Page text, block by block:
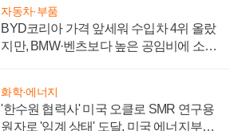
자동차·부품
BYD코리아 가격 앞세워 수입차 4위 올랐
지만, BMW·벤츠보다 높은 공임비에 소비
화학·에너지
'한수원 협력사' 미국 오클로 SMR 연구용
원자로 '임계 상태' 도달, 미국 에너지부